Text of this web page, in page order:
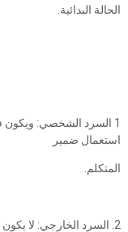
الحالة البدائية.
1 السرد الشخصي:
استعمال ضمير
المتكلم.
2. السرد الخارجي: لا